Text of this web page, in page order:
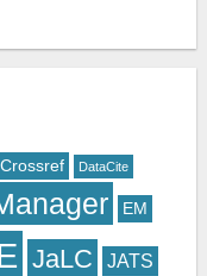
Crossref DataCite
EM
JaLC JATS